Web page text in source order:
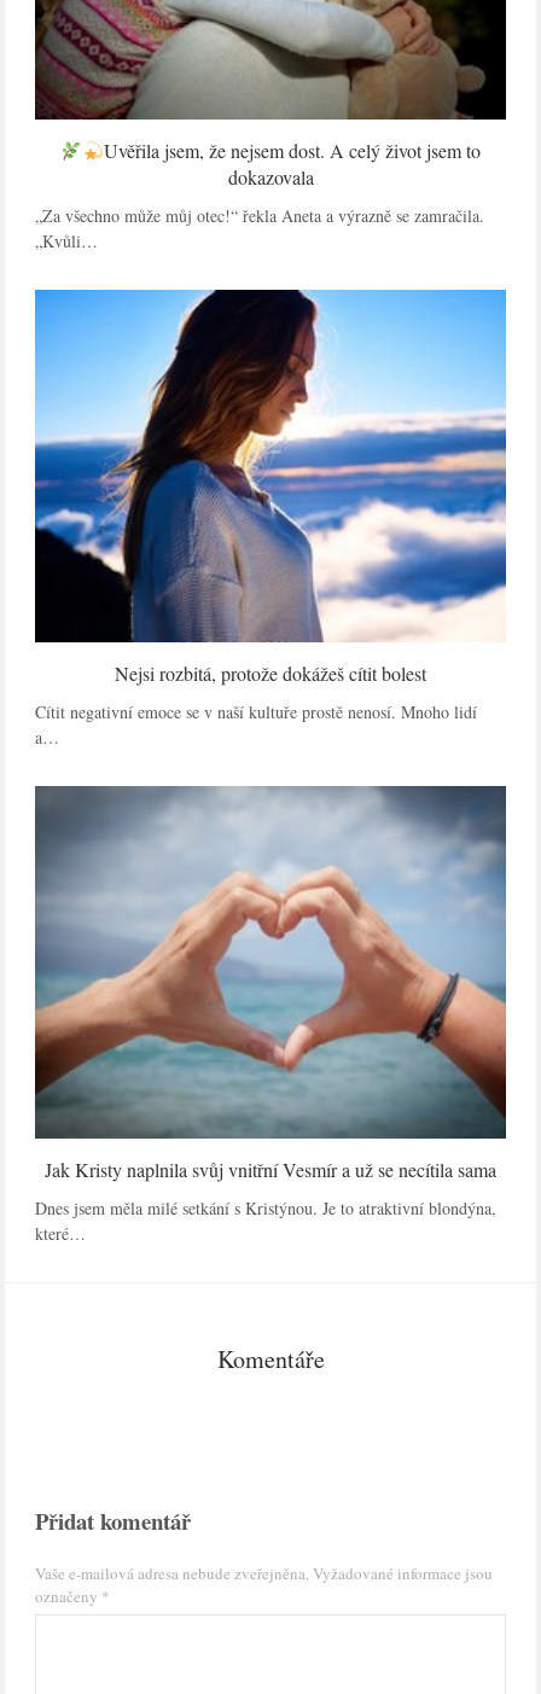
Uvěřila jsem, že nejsem dost. A celý život jsem to
dokazovala
„Za všechno může můj otec!“ řekla Aneta a výrazně se zamračila.
„Kvůli…
Nejsi rozbitá, protože dokážeš cítit bolest
Cítit negativní emoce se v naší kultuře prostě nenosí. Mnoho lidí
a…
Jak Kristy naplnila svůj vnitřní Vesmír a už se necítila sama
Dnes jsem měla milé setkání s Kristýnou. Je to atraktivní blondýna,
které…
Komentáře
Přidat komentář
Vaše e-mailová adresa nebude zveřejněna. Vyžadované informace jsou
označeny *